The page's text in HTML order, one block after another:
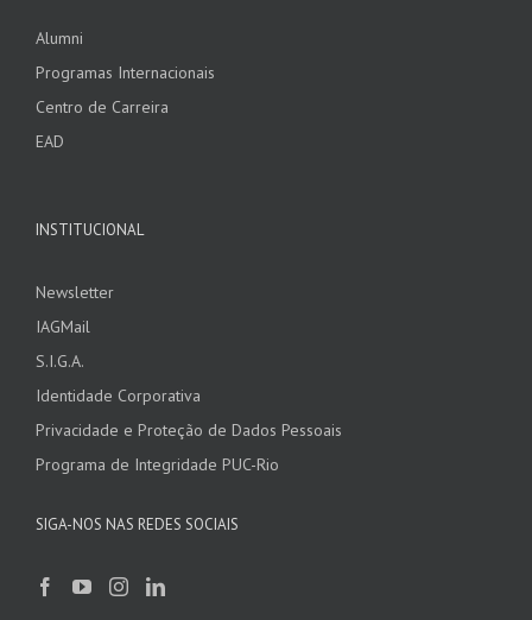
Alumni
Programas Internacionais
Centro de Carreira
EAD
INSTITUCIONAL
Newsletter
IAGMail
S.I.G.A.
Identidade Corporativa
Privacidade e Proteção de Dados Pessoais
Programa de Integridade PUC-Rio
SIGA-NOS NAS REDES SOCIAIS